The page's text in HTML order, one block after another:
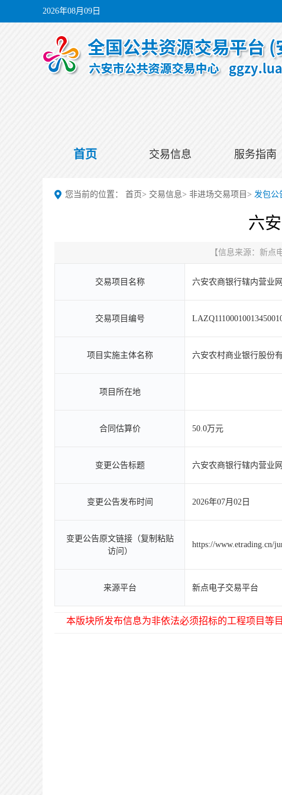
2026年08月09日
首页 交易信息 服务指南
您当前的位置： 首页> 交易信息> 非进场交易项目 > 发包公
六
【信息来源： 新点
交易项目名称 六安农商银行辖内营业
交易项目编号
项目实施主体名称 六安农村商业银行股份
项目所在地
合同估算价 50.0万元
变更公告标题 六安农商银行辖内营业
变更公告发布时间 2026年07月02日
变更公告原文链接（复制粘贴
访问）
https://www.etrading.cn/
来源平台 新点电子交易平台
本版块所发布信息为非依法必须招标的工程项目等